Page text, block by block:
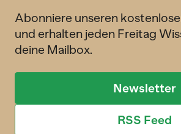
Abonniere unseren
und erhalten jeden Freitag
deine Mailbox.
Newsletter
RSS Feed